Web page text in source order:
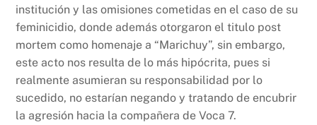
institución y las omisiones cometidas en el caso de su
feminicidio, donde además otorgaron el titulo post
mortem como homenaje a “Marichuy”, sin embargo,
este acto nos resulta de lo más hipócrita, pues si
realmente asumieran su responsabilidad por lo
sucedido, no estarían negando y tratando de encubrir
la agresión hacia la compañera de Voca 7.